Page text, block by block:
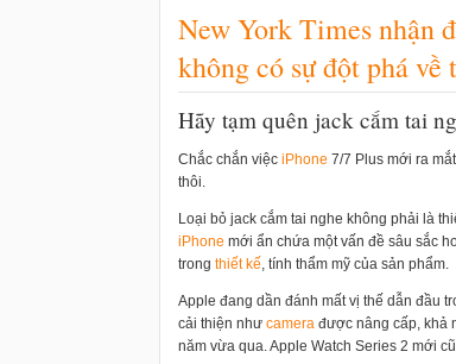
New York Times nhận
không có sự đột phá về
Hãy tạm quên jack cắm tai
Chắc chắn việc i Phone 7/7 Plus mới ra
thôi.
Loại bỏ jack cắm tai nghe không phải là
i Phone mới ẩn chứa một vấn đề sâu sắc
trong thiết kế, tính thẩm mỹ của sản phẩm.
Apple đang dần đánh mất vị thế dẫn đầu
cải thiện như camera được nâng cấp, khả
năm vừa qua. Apple Watch Series 2 mới